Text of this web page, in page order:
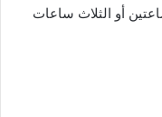
أو الثلاث ساعات